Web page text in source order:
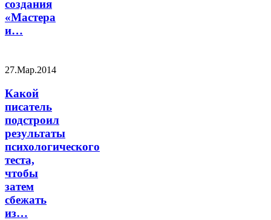
создания
«Мастера
и…
27.Мар.2014
Какой
писатель
подстроил
результаты
психологического
теста,
чтобы
затем
сбежать
из…